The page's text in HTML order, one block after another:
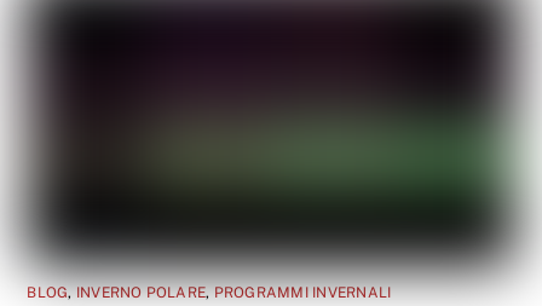
BLOG, INVERNO POLARE,PROGRAMMI INVERNALI